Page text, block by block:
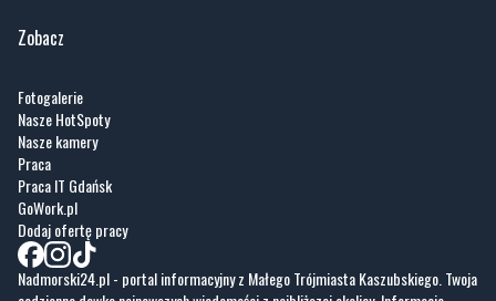
Zobacz
Fotogalerie
Nasze HotSpoty
Nasze kamery
Praca
Praca IT Gdańsk
GoWork.pl
Dodaj ofertę pracy
Nadmorski24.pl - portal informacyjny z Małego Trójmiasta Kaszubskiego. Twoja